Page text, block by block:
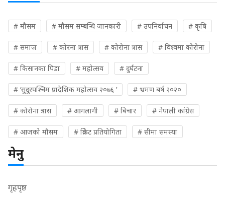
# मौसम # मौसम सम्बन्धि जानकारी # उपनिर्वाचन # कृषि
# समाज # कोरना त्रास # कोरोना त्रास # विश्वमा कोरोना
# किसानका पिडा # महोत्सव # दुर्घटना
# ‘सुदुरपश्चिम प्रादेशिक महोत्सव २०७६ ’ # भ्रमण बर्ष २०२०
# कोरोना त्रास # आगलागी # बिचार # नेपाली कांग्रेस
# आजको मौसम # क्रिकेट प्रतियोगिता # सीमा समस्या
मेनु
गृहपृष्ठ